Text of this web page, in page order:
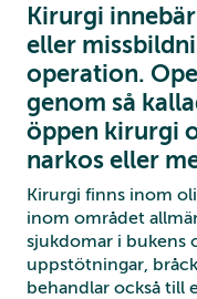
Kirurgi
eller
operation.
genom så
öppen kirurgi
narkos eller
Kirurgi finns inom
inom området
sjukdomar i bukens
uppstötningar,
behandlar också till